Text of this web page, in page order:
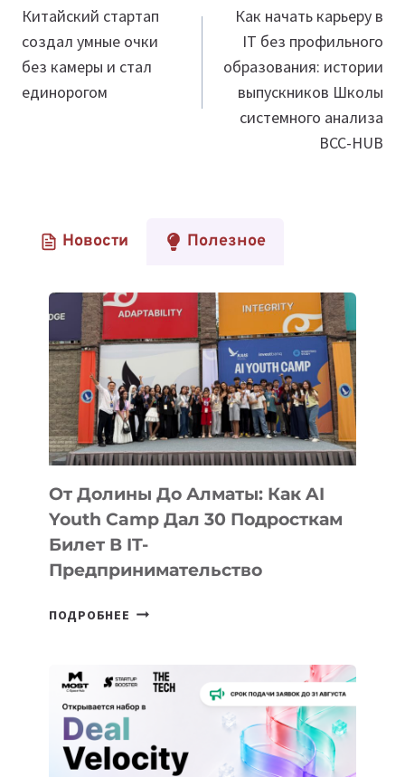
по
записям
Китайский стартап
создал умные очки
без камеры и стал
единорогом
Как начать карьеру в
IT без профильного
образования: истории
выпускников Школы
системного анализа
BCC-HUB
Новости Полезное
От Долины До Алматы: Как AI
Youth Camp Дал 30 Подросткам
Билет В IT-
Предпринимательство
ПОДРОБНЕЕ ОТ
АЛМАТЫ:
КАК
AI
YOUTH
CAMP